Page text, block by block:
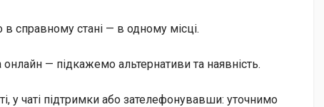
в справному стані — в одному місці.
— підкажемо альтернативи та наявність.
у чаті підтримки або зателефонувавши: уточнимо